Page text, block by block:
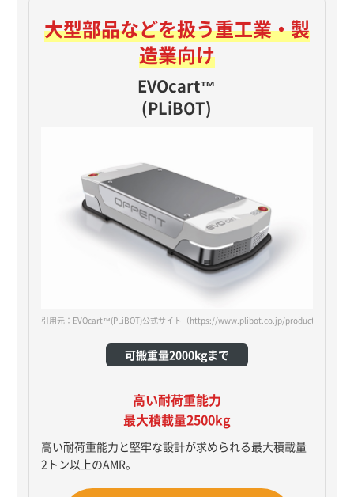
大型部品などを扱う重工業・製
造業向け
EVOcart™
(PLiBOT)
引用元：EVOcart™(PLiBOT)公式サイト （https://www.plibot.co.jp/products/
可搬重量2000kgまで
高い耐荷重能力
最大積載量2500kg
高い耐荷重能力と堅牢な設計が求められる最大積載量
2トン以上のAMR。